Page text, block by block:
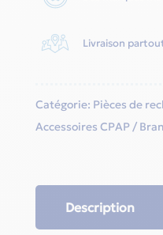
Livraison
Catégorie: Pièces de
Accessoires CPAP
Description